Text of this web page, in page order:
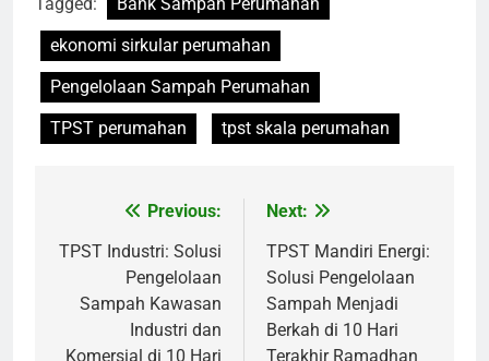
ekonomi sirkular perumahan
Pengelolaan Sampah Perumahan
TPST perumahan
tpst skala perumahan
Navigasi
pos
Previous:
TPST Industri: Solusi
Pengelolaan
Sampah Kawasan
Industri dan
Komersial di 10 Hari
Next:
TPST Mandiri Energi:
Solusi Pengelolaan
Sampah Menjadi
Berkah di 10 Hari
Terakhir Ramadhan